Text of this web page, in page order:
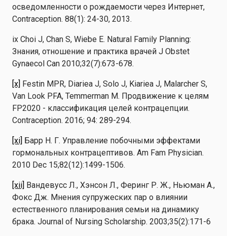
осведомленности о рождаемости через Интернет,
Contraception. 88(1): 24-30, 2013.
ix Choi J, Chan S, Wiebe E. Natural Family Planning:
Знания, отношение и практика врачей J Obstet
Gynaecol Can 2010;32(7):673-678.
[x] Festin MPR, Diariea J, Solo J, Kiariea J, Malarcher S,
Van Look PFA, Temmerman M. Продвижение к целям
FP2020 - классификация целей контрацепции.
Contraception. 2016; 94: 289-294.
[xi] Барр Н. Г. Управление побочными эффектами
гормональных контрацептивов. Am Fam Physician.
2010 Dec 15;82(12):1499-1506.
[xii] Вандевусс Л., Хэнсон Л., Феринг Р. Ж., Ньюман А.,
Фокс Дж. Мнения супружеских пар о влиянии
естественного планирования семьи на динамику
брака. Journal of Nursing Scholarship. 2003;35(2):171-6